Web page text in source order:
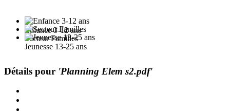
Enfance 3-12 ans
Secteur Familles
Jeunesse 13-25 ans
Détails pour 'Planning Elem s2.pdf'